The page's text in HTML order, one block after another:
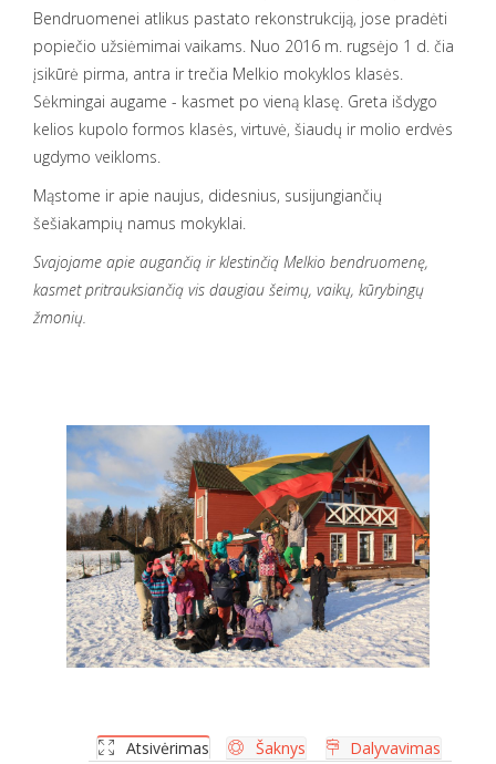
Bendruomenei atlikus pastato rekonstrukciją, jose pradėti
popiečio užsiėmimai vaikams. Nuo 2016 m. rugsėjo 1 d. čia
įsikūrė pirma, antra ir trečia Melkio mokyklos klasės.
Sėkmingai augame - kasmet po vieną klasę. Greta išdygo
kelios kupolo formos klasės, virtuvė, šiaudų ir molio erdvės
ugdymo veikloms.
Mąstome ir apie naujus, didesnius, susijungiančių
šešiakampių namus mokyklai.
Svajojame apie augančią ir klestinčią Melkio bendruomenę,
kasmet pritrauksiančią vis daugiau šeimų, vaikų, kūrybingų
žmonių.
Atsivėrimas Šaknys Dalyvavimas